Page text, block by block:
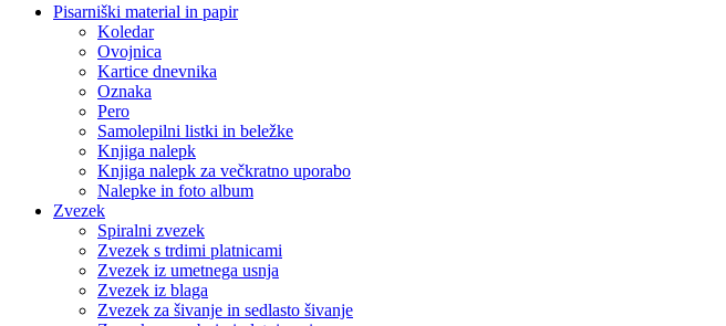
Pisarniški material in papir
Koledar
Ovojnica
Kartice dnevnika
Oznaka
Pero
Samolepilni listki in beležke
Knjiga nalepk
Knjiga nalepk za večkratno uporabo
Nalepke in foto album
Zvezek
Spiralni zvezek
Zvezek s trdimi platnicami
Zvezek iz umetnega usnja
Zvezek iz blaga
Zvezek za šivanje in sedlasto šivanje